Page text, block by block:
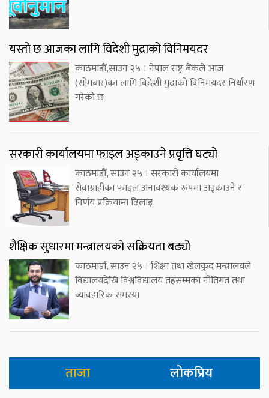
यस्तो छ आजका लागि विदेशी मुद्राको विनिमयदर
काठमाडौँ,साउन २५ । नेपाल राष्ट्र बैंकले आज
(सोमबार)का लागि विदेशी मुद्राको विनिमयदर निर्धारण
गरेको छ
सरकारी कार्यालयमा फाइल अड्काउने प्रवृत्ति घट्यो
काठमाडौँ, साउन २५ । सरकारी कार्यालयमा
सेवाग्राहीका फाइल अनावश्यक रूपमा अड्काउने र
निर्णय प्रक्रियामा ढिलाइ
शैक्षिक सुधारमा मन्त्रालयको सक्रियता बढ्यो
काठमाडौँ, साउन २५ । शिक्षा तथा खेलकुद मन्त्रालयले
विद्यालयदेखि विश्वविद्यालय तहसम्मका नीतिगत तथा
व्यावहारिक समस्या
ताजा लोकप्रिय